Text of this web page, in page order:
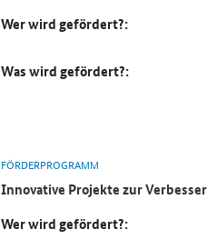
Wer wird gefördert?:
Was wird gefördert?:
FÖRDERPROGRAMM
Innovative Projekte zur
Wer wird gefördert?: